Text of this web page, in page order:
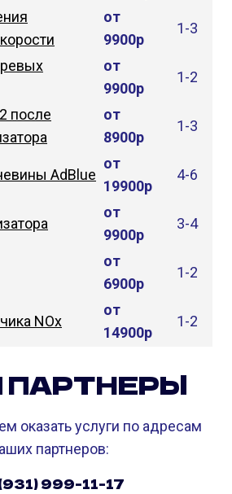
от
9900р
1-3
от
9900р
1-2
после
от
8900р
1-3
AdBlue
от
19900р
4-6
от
9900р
3-4
от
6900р
1-2
NOx
от
14900р
1-2
ПАРТНЕРЫ
оказать услуги по адресам
партнеров:
999-11-17